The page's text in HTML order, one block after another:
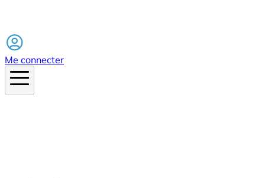
Me connecter